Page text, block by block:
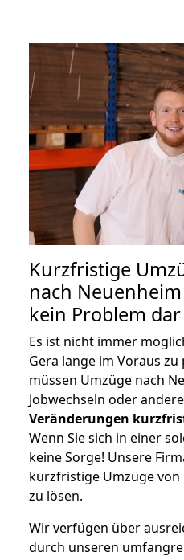
Kurzfristige
nach
kein Problem dar
Es ist nicht immer
Gera lange im Voraus
müssen Umzüge nach
Jobwechseln oder
Veränderungen
Wenn Sie sich in einer
keine Sorge! Unsere
kurzfristige Umzüge von
zu lösen.
Wir verfügen über
durch unseren